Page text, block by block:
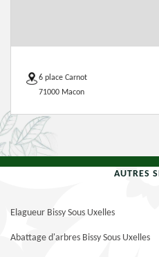
6 place Carnot
71000 Macon
AUTRES
Elagueur Bissy Sous Uxelles
Abattage d'arbres Bissy Sous Uxelles